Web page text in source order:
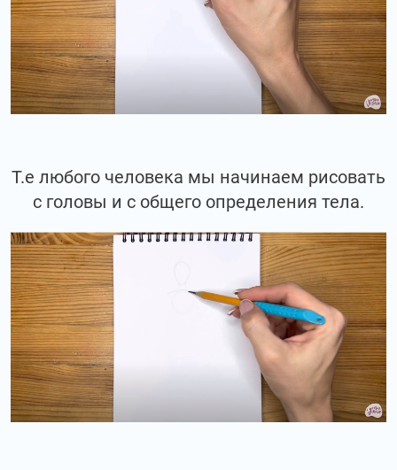
Т.е любого человека мы начинаем рисовать
с головы и с общего определения тела.